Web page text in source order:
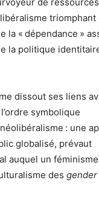
triomphant
la « dépendance »
la politique
dissout ses liens
symbolique
: une
globalisé, prévaut
auquel un
des